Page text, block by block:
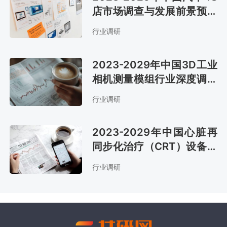
店市场调查与发展前景预测
报告
行业调研
2023-2029年中国3D工业
相机测量模组行业深度调研
与市场前景预测报告
行业调研
2023-2029年中国心脏再
同步化治疗（CRT）设备行
业调查与发展前景报告
行业调研